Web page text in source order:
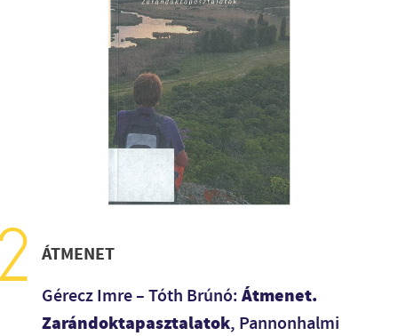
ÁTMENET
Gérecz Imre – Tóth Brúnó:Átmenet.
Zarándoktapasztalatok, Pannonhalmi